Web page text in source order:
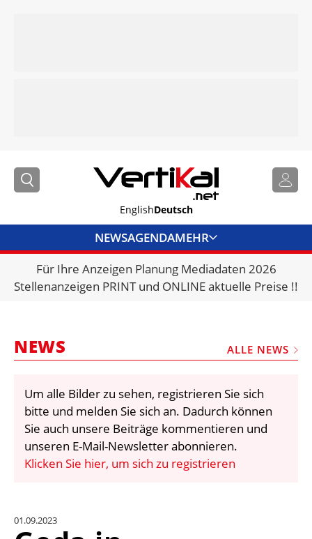
EnglishDeutsch
NEWSAGENDAMEHR
BRANCHENLINKS
VERMIETER
VIDEOS
BIBLIOTHEK
KRAN & BÜHNE
EINHEITENKONVERTER
Für Ihre Anzeigen Planung Mediadaten 2026
Stellenanzeigen PRINT und ONLINE aktuelle Preise !!
NEWS ALLE NEWS
Um alle Bilder zu sehen, registrieren Sie sich
bitte und melden Sie sich an. Dadurch können
Sie auch unsere Beiträge kommentieren und
unseren E-Mail-Newsletter abonnieren.
Klicken Sie hier, um sich zu registrieren
01.09.2023